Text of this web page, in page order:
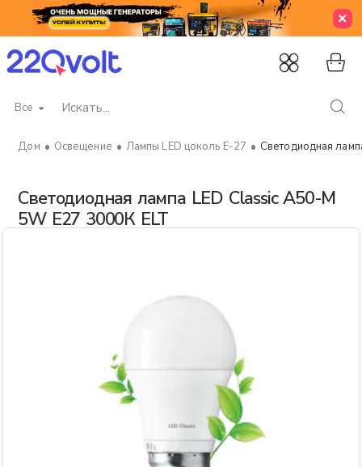
Все
Искать...
Светодиодная лампа LED Classic A50-M
5W E27 3000К ELT
Освещение Лампы LED цоколь Е-27 Светодиодная